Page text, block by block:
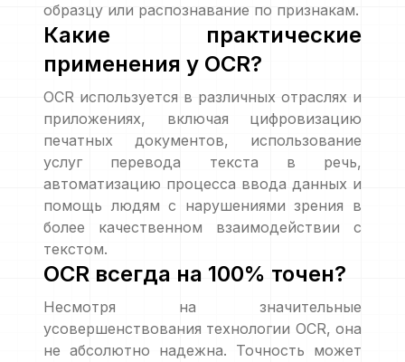
образцу или распознавание по признакам.
Какие практические
применения у OCR?
OCR используется в различных отраслях и
приложениях, включая цифровизацию
печатных документов, использование
услуг перевода текста в речь,
автоматизацию процесса ввода данных и
помощь людям с нарушениями зрения в
более качественном взаимодействии с
текстом.
OCR всегда на 100% точен?
Несмотря на значительные
усовершенствования технологии OCR, она
не абсолютно надежна. Точность может